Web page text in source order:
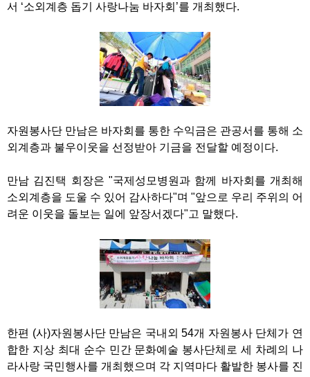
서 ‘소외계층 돕기 사랑나눔 바자회’를 개최했다.
자원봉사단 만남은 바자회를 통한 수익금은 관공서를 통해 소
외계층과 불우이웃을 선정받아 기금을 전달할 예정이다.
만남 김진택 회장은 "국제성모병원과 함께 바자회를 개최해
소외계층을 도울 수 있어 감사하다"며 "앞으로 우리 주위의 어
려운 이웃을 돌보는 일에 앞장서겠다"고 말했다.
한편 (사)자원봉사단 만남은 국내외 54개 자원봉사 단체가 연
합한 지상 최대 순수 민간 문화예술 봉사단체로 세 차례의 나
라사랑 국민행사를 개최했으며 각 지역마다 활발한 봉사를 진